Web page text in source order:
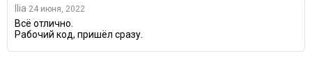
Ilia 24 июня, 2022
Всё отлично.
Рабочий код, пришёл сразу.